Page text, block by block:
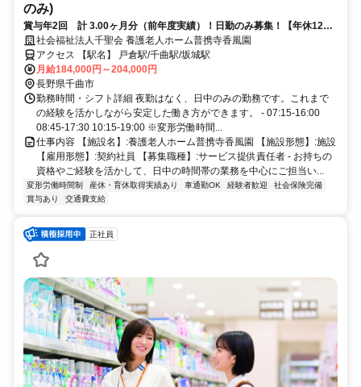
のみ)
賞与年2回 計 3.00ヶ月分（前年度実績）！日勤のみ募集！【年休120
日以上】
社会福祉法人千聖会 養護老人ホーム普携寺香風園
アクセス 【駅名】 戸倉駅/千曲駅/坂城駅
月給184,000円～204,000円
長野県千曲市
勤務時間・シフト詳細 夜勤はなく、日中のみの勤務です。これまで
の経験を活かしながら安定した働き方ができます。 - 07:15-16:00
08:45-17:30 10:15-19:00 ※変形労働時間...
仕事内容 【施設名】:養護老人ホーム普携寺香風園 【施設形態】:施設
【雇用形態】:契約社員 【募集職種】:サービス提供責任者 - お持ちの
資格やご経験を活かして、日中の時間帯の業務を中心にご担当い...
変形労働時間制 産休・育休取得実績あり 車通勤OK 経験者歓迎
社会保険完備
賞与あり
交通費支給
正社員